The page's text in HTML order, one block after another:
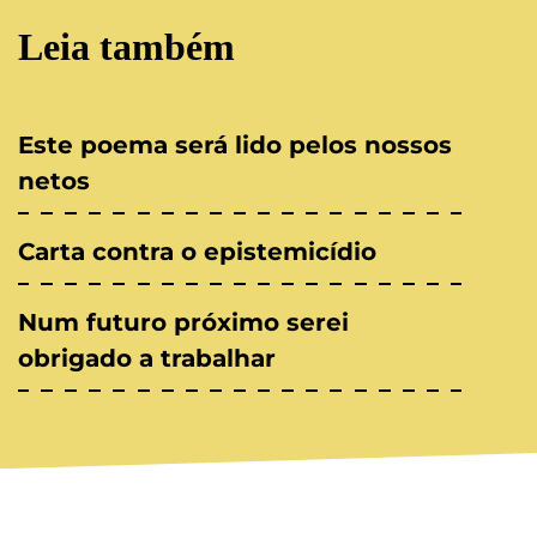
Leia também
Este poema será lido pelos nossos
netos
Carta contra o epistemicídio
Num futuro próximo serei
obrigado a trabalhar